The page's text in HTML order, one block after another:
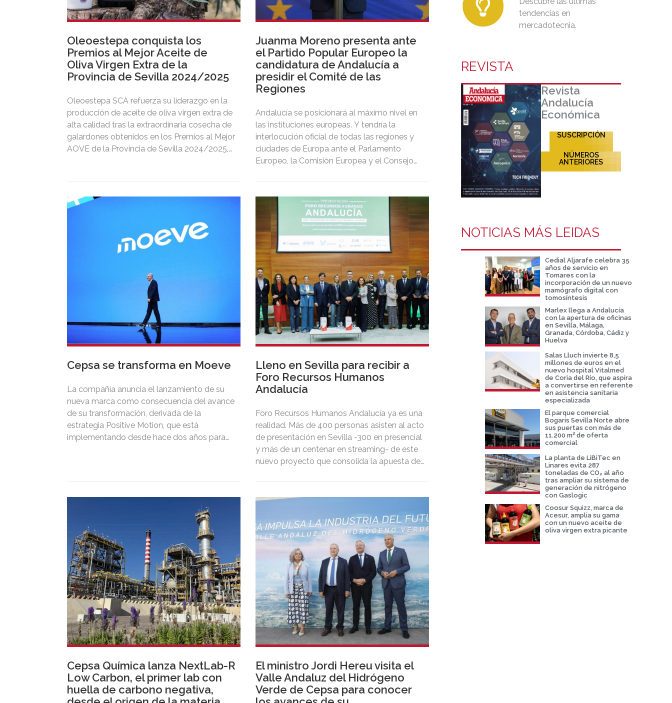
Oleoestepa conquista los
Premios al Mejor Aceite de
Oliva Virgen Extra de la
Provincia de Sevilla 2024/2025
Oleoestepa SCA refuerza su liderazgo en la
producción de aceite de oliva virgen extra de
alta calidad tras la extraordinaria cosecha de
galardones obtenidos en los Premios al Mejor
AOVE de la Provincia de Sevilla 2024/2025,
Juanma Moreno presenta ante
el Partido Popular Europeo la
candidatura de Andalucía a
presidir el Comité de las
Regiones
Andalucía se posicionará al máximo nivel en
las instituciones europeas. Y tendría la
interlocución oficial de todas las regiones y
ciudades de Europa ante el Parlamento
Europeo, la Comisión Europea y el Consejo
Cepsa se transforma en Moeve
La compañía anuncia el lanzamiento de su
nueva marca como consecuencia del avance
de su transformación, derivada de la
estrategia Positive Motion, que está
implementando desde hace dos años para
Lleno en Sevilla para recibir a
Foro Recursos Humanos
Andalucía
Foro Recursos Humanos Andalucía ya es una
realidad. Más de 400 personas asisten al acto
de presentación en Sevilla -300 en presencial
y más de un centenar en streaming- de este
nuevo proyecto que consolida la apuesta de
búsqueda de la excelencia en la gestión de
Cepsa Química lanza NextLab-R
Low Carbon, el primer lab con
huella de carbono negativa,
El ministro Jordi Hereu visita el
Valle Andaluz del Hidrógeno
Verde de Cepsa para conocer
tendencias en
mercadotecnia.
REVISTA
Revista
Andalucía
Económica
SUSCRIPCIÓN
NÚMEROS
ANTERIORES
NOTICIAS MÁS LEIDAS
Cedial Aljarafe celebra 35
años de servicio en
Tomares con la
incorporación de un nuevo
mamógrafo digital con
tomosíntesis
Marlex llega a Andalucía
con la apertura de oficinas
en Sevilla, Málaga,
Granada, Córdoba, Cádiz y
Huelva
Salas Lluch invierte 8,5
millones de euros en el
nuevo hospital Vitalmed
de Coria del Río, que aspira
a convertirse en referente
en asistencia sanitaria
especializada
El parque comercial
Bogaris Sevilla Norte abre
sus puertas con más de
11.200 m² de oferta
comercial
La planta de LiBiTec en
Linares evita 287
toneladas de CO₂ al año
tras ampliar su sistema de
generación de nitrógeno
con Gaslogic
Coosur Squizz, marca de
Acesur, amplia su gama
con un nuevo aceite de
oliva virgen extra picante